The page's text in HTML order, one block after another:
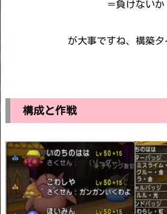
＝負けないか
が大事ですね、構築
構成と作戦